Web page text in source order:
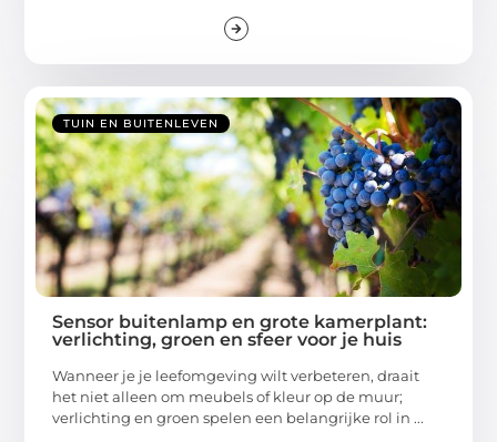
TUIN EN BUITENLEVEN
Sensor buitenlamp en grote kamerplant:
verlichting, groen en sfeer voor je huis
Wanneer je je leefomgeving wilt verbeteren, draait
het niet alleen om meubels of kleur op de muur;
verlichting en groen spelen een belangrijke rol in ...